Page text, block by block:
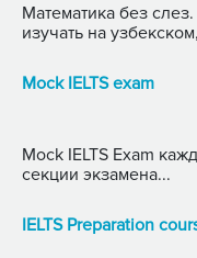
Математика без
изучать на
Mock IELTS exam
Mock IELTS Exam
секции экзамена...
IELTS Preparation